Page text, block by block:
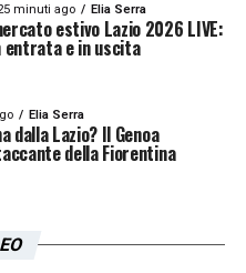
minuti ago Elia Serra
estivo Lazio 2026 LIVE:
e in uscita
Elia Serra
dalla Lazio? Il Genoa
della Fiorentina